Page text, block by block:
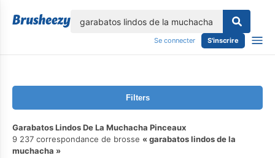
Se connecter S'inscrire
Filters
Garabatos Lindos De La Muchacha Pinceaux
9 237 correspondance de brosse
garabatos lindos de la
muchacha